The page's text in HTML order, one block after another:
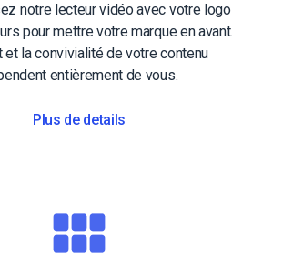
notre lecteur vidéo avec votre logo
pour mettre votre marque en avant.
et la convivialité de votre contenu
entièrement de vous.
Plus de details